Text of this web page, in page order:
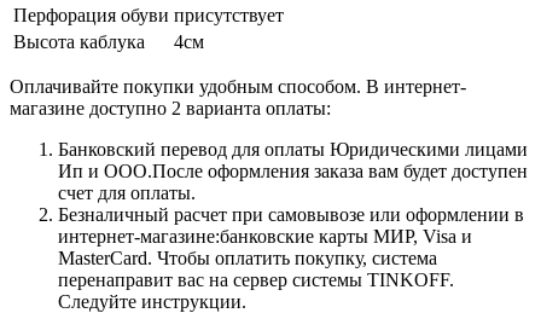
Перфорация обуви присутствует
Высота каблука
4см
Оплачивайте покупки удобным способом. В интернет-
магазине доступно 2 варианта оплаты:
Банковский перевод для оплаты Юридическими лицами
Ип и ООО.После оформления заказа вам будет доступен
счет для оплаты.
Безналичный расчет при самовывозе или оформлении в
интернет-магазине:банковские карты МИР, Visa и
MasterCard. Чтобы оплатить покупку, система
перенаправит вас на сервер системы TINKOFF.
Следуйте инструкции.